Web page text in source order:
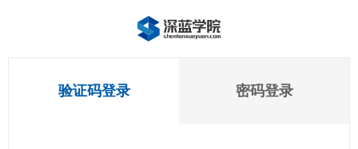
验证码登录 密码登录